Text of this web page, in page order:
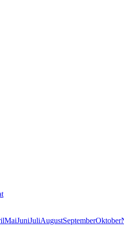
MaiJuniJuliAugustSeptemberOktober